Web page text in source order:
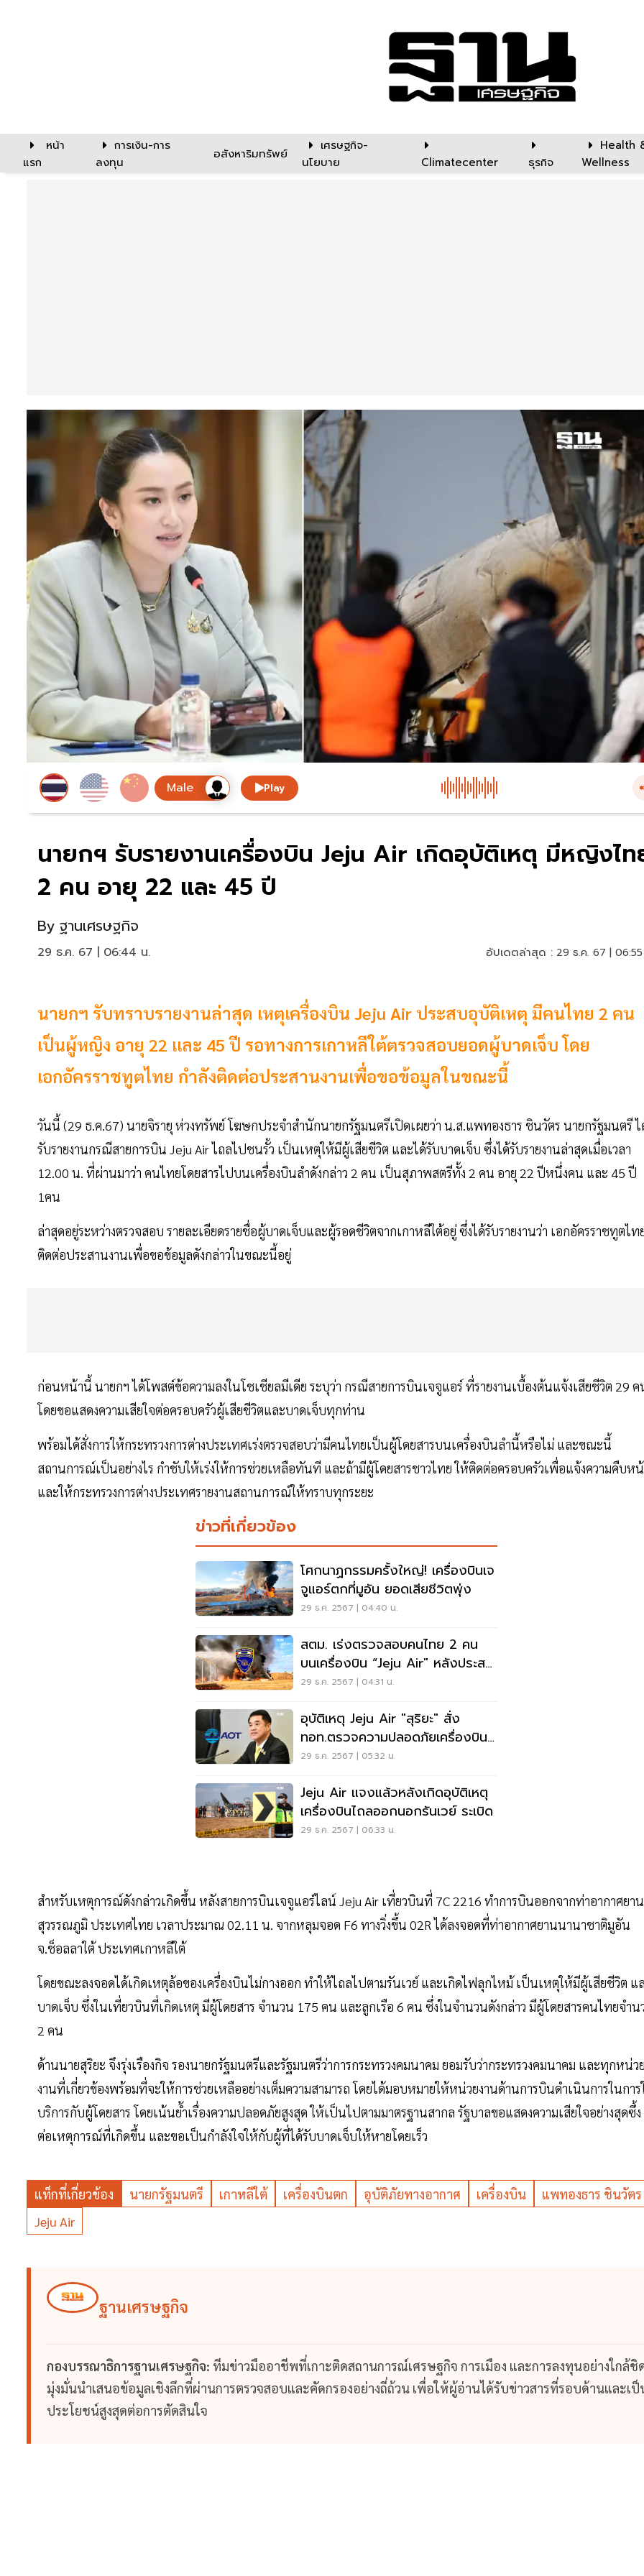
หน้า
แรก
การเงิน-การ
ลงทุน
อสังหาริมทรัพย์
เศรษฐกิจ-
นโยบาย
Climatecenter ธุรกิจ
Health
Wellness
Play
นายกฯ รับรายงานเครื่องบิน Jeju Air เกิดอุบัติเหตุ มีหญิงไ
2 คน อายุ 22 และ 45 ปี
By ฐานเศรษฐกิจ
29 ธ.ค. 67 | 06:44 น. อัปเดตล่าสุด : 29 ธ.ค. 67 |
นายกฯ รับทราบรายงานล่าสุด เหตุเครื่องบิน Jeju Air ประสบอุบัติเหตุ มีคนไทย 2 คน
เป็นผู้หญิง อายุ 22 และ 45 ปี รอทางการเกาหลีใต้ตรวจสอบยอดผู้บาดเจ็บ โดย
เอกอัครราชทูตไทย กำลังติดต่อประสานงานเพื่อขอข้อมูลในขณะนี้
วันนี้ (29 ธ.ค.67) นายจิรายุ ห่วงทรัพย์ โฆษกประจำสำนักนายกรัฐมนตรีเปิดเผยว่า น.ส.แพทองธาร ชินวัตร นายกรัฐมนตรี
รับรายงานกรณีสายการบิน Jeju Air ไถลไปชนรั้ว เป็นเหตุให้มีผู้เสียชีวิต และได้รับบาดเจ็บ ซึ่งได้รับรายงานล่าสุดเมื่อเวลา
12.00 น. ที่ผ่านมาว่า คนไทยโดยสารไปบนเครื่องบินลำดังกล่าว 2 คน เป็นสุภาพสตรีทั้ง 2 คน อายุ 22 ปีหนึ่งคน และ 45 ปี
1คน
ล่าสุดอยู่ระหว่างตรวจสอบ รายละเอียดรายชื่อผู้บาดเจ็บและผู้รอดชีวิตจากเกาหลีใต้อยู่ ซึ่งได้รับรายงานว่า เอกอัครราชทูตไท
ติดต่อประสานงานเพื่อขอข้อมูลดังกล่าวในขณะนี้อยู่
ก่อนหน้านี้ นายกฯ ได้โพสต์ข้อความลงในโชเชียลมีเดีย ระบุว่า กรณีสายการบินเจจูแอร์ ที่รายงานเบื้องต้นแจ้งเสียชีวิต 29
โดยขอแสดงความเสียใจต่อครอบครัวผู้เสียชีวิตและบาดเจ็บทุกท่าน
พร้อมได้สั่งการให้กระทรวงการต่างประเทศเร่งตรวจสอบว่ามีคนไทยเป็นผู้โดยสารบนเครื่องบินลำนี้หรือไม่ และขณะนี้
สถานการณ์เป็นอย่างไร กำชับให้เร่งให้การช่วยเหลือทันที และถ้ามีผู้โดยสารชาวไทย ให้ติดต่อครอบครัวเพื่อแจ้งความคืบห
และให้กระทรวงการต่างประเทศรายงานสถานการณ์ให้ทราบทุกระยะ
ข่าวที่เกี่ยวข้อง
โศกนาฏกรรมครั้งใหญ่! เครื่องบินเจ
จูแอร์ตกที่มูอัน ยอดเสียชีวิตพุ่ง
29 ธ.ค. 2567 | 04:40 น.
สตม. เร่งตรวจสอบคนไทย 2 คน
บนเครื่องบิน “Jeju Air" หลังประสบ
อุบัติเหตุ
29 ธ.ค. 2567 | 04:31 น.
อุบัติเหตุ Jeju Air "สุริยะ" สั่ง
ทอท.ตรวจความปลอดภัยเครื่องบิน
ก่อนเดินทาง
29 ธ.ค. 2567 | 05:32 น.
Jeju Air แจงแล้วหลังเกิดอุบัติเหตุ
เครื่องบินไถลออกนอกรันเวย์ ระเบิด
29 ธ.ค. 2567 | 06:33 น.
สำหรับเหตุการณ์ดังกล่าวเกิดขึ้น หลังสายการบินเจจูแอร์ไลน์ Jeju Air เที่ยวบินที่ 7C 2216 ทำการบินออกจากท่าอากาศยาน
สุวรรณภูมิ ประเทศไทย เวลาประมาณ 02.11 น. จากหลุมจอด F6 ทางวิ่งขึ้น 02R ได้ลงจอดที่ท่าอากาศยานนานาชาติมูอัน
จ.ช็อลลาใต้ ประเทศเกาหลีใต้
โดยขณะลงจอดได้เกิดเหตุล้อของเครื่องบินไม่กางออก ทำให้ไถลไปตามรันเวย์ และเกิดไฟลุกไหม้ เป็นเหตุให้มีผู้เสียชีวิต แ
บาดเจ็บ ซึ่งในเที่ยวบินที่เกิดเหตุ มีผู้โดยสาร จำนวน 175 คน และลูกเรือ 6 คน ซึ่งในจำนวนดังกล่าว มีผู้โดยสารคนไทยจำน
2 คน
ด้านนายสุริยะ จึงรุ่งเรืองกิจ รองนายกรัฐมนตรีและรัฐมนตรีว่าการกระทรวงคมนาคม ยอมรับว่ากระทรวงคมนาคม และทุกหน่ว
งานที่เกี่ยวข้องพร้อมที่จะให้การช่วยเหลืออย่างเต็มความสามารถ โดยได้มอบหมายให้หน่วยงานด้านการบินดำเนินการในกา
บริการกับผู้โดยสาร โดยเน้นย้ำเรื่องความปลอดภัยสูงสุด ให้เป็นไปตามมาตรฐานสากล รัฐบาลขอแสดงความเสียใจอย่างสุดซึ้ง
ต่อเหตุการณ์ที่เกิดขึ้น และขอเป็นกำลังใจให้กับผู้ที่ได้รับบาดเจ็บให้หายโดยเร็ว
แท็กที่เกี่ยวข้อง นายกรัฐมนตรี เกาหลีใต้ เครื่องบินตก อุบัติภัยทางอากาศ เครื่องบิน
แพทองธาร ชินวัตร
Jeju Air
ฐานเศรษฐกิจ
กองบรรณาธิการฐานเศรษฐกิจ: ทีมข่าวมืออาชีพที่เกาะติดสถานการณ์เศรษฐกิจ การเมือง และการลงทุนอย่างใกล้ชิ
มุ่งมั่นนำเสนอข้อมูลเชิงลึกที่ผ่านการตรวจสอบและคัดกรองอย่างถี่ถ้วน เพื่อให้ผู้อ่านได้รับข่าวสารที่รอบด้านและเป็
ประโยชน์สูงสุดต่อการตัดสินใจ